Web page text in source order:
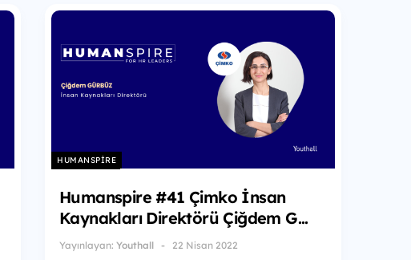
HUMANSPIRE
Humanspire #41 Çimko İnsan
Kaynakları Direktörü Çiğdem G...
Yayınlayan: Youthall 22 Nisan 2022